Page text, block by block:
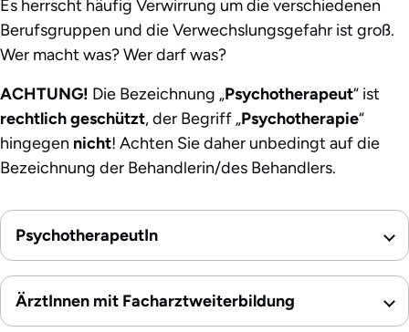
Es herrscht häufig Verwirrung um die verschiedenen
Berufsgruppen und die Verwechslungsgefahr ist groß.
Wer macht was? Wer darf was?
ACHTUNG! Die Bezeichnung „Psychotherapeut“ ist
rechtlich geschützt, der Begriff „Psychotherapie“
hingegen nicht! Achten Sie daher unbedingt auf die
Bezeichnung der Behandlerin/des Behandlers.
PsychotherapeutIn
ÄrztInnen mit Facharztweiterbildung